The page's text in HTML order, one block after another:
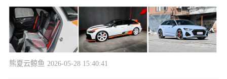
熊夏云鲸鱼 2026-05-28 15:40:41